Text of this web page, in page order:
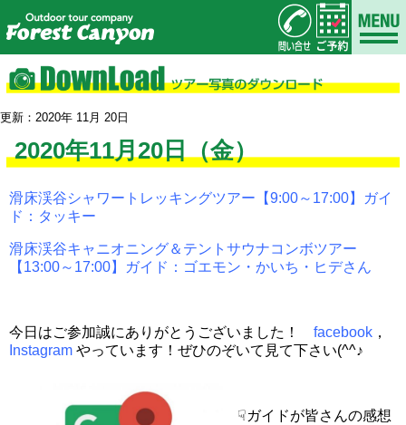
更新：2020年 11月 20日
2020年11月20日（金）
滑床渓谷シャワートレッキングツアー【9:00～17:00】ガイ
ド：タッキー
滑床渓谷キャニオニング＆テントサウナコンボツアー
【13:00～17:00】ガイド：ゴエモン・かいち・ヒデさん
今日はご参加誠にありがとうございました！ facebook ，
Instagram やっています！ぜひのぞいて見て下さい(^^♪
☟ガイドが皆さんの感想